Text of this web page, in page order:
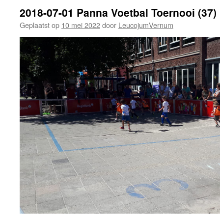
2018-07-01 Panna Voetbal Toernooi (37)
Geplaatst op 10 mei 2022door LeucojumVernum